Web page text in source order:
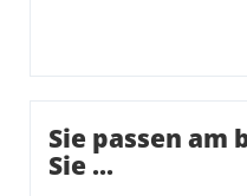
Sie passen am
Sie ...